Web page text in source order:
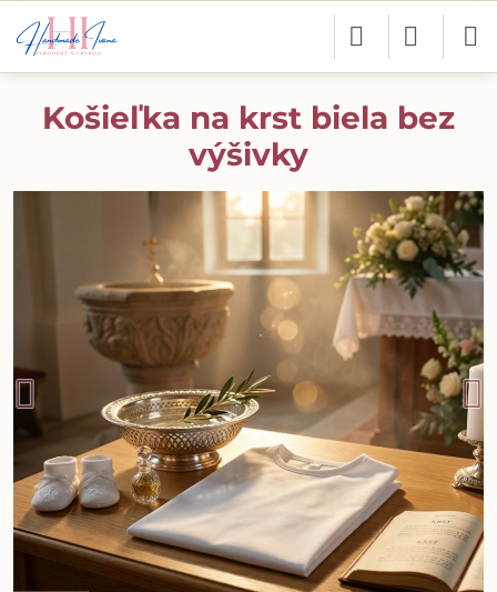
Košieľka na krst biela bez
výšivky